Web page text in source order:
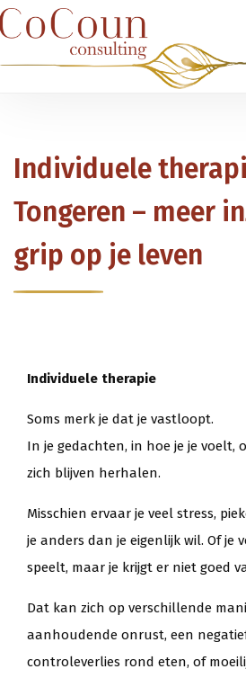
Individuele
Tongeren – meer
grip op je leven
Individuele therapie
Soms merk je dat je vastloopt.
In je gedachten, in hoe je je voelt,
zich blijven herhalen.
Misschien ervaar je veel stress,
je anders dan je eigenlijk wil. Of je
speelt, maar je krijgt er niet goed
Dat kan zich op verschillende
aanhoudende onrust, een
controleverlies rond eten, of